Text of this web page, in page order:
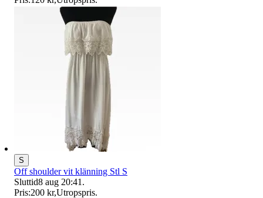
S
Off shoulder vit klänning Stl S
Sluttid8 aug 20:41 .
Pris:200 kr,Utropspris.